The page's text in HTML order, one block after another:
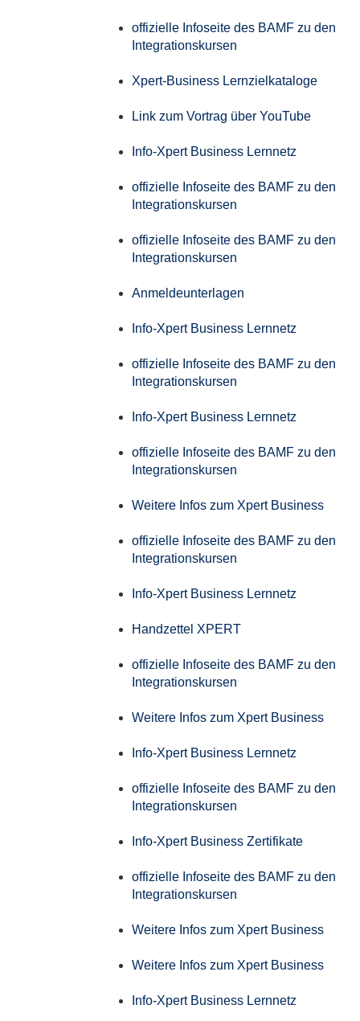
offizielle Infoseite des BAMF zu den
Integrationskursen
Xpert-Business Lernzielkataloge
Link zum Vortrag über YouTube
Info-Xpert Business Lernnetz
offizielle Infoseite des BAMF zu den
Integrationskursen
offizielle Infoseite des BAMF zu den
Integrationskursen
Anmeldeunterlagen
Info-Xpert Business Lernnetz
offizielle Infoseite des BAMF zu den
Integrationskursen
Info-Xpert Business Lernnetz
offizielle Infoseite des BAMF zu den
Integrationskursen
Weitere Infos zum Xpert Business
offizielle Infoseite des BAMF zu den
Integrationskursen
Info-Xpert Business Lernnetz
Handzettel XPERT
offizielle Infoseite des BAMF zu den
Integrationskursen
Weitere Infos zum Xpert Business
Info-Xpert Business Lernnetz
offizielle Infoseite des BAMF zu den
Integrationskursen
Info-Xpert Business Zertifikate
offizielle Infoseite des BAMF zu den
Integrationskursen
Weitere Infos zum Xpert Business
Weitere Infos zum Xpert Business
Info-Xpert Business Lernnetz